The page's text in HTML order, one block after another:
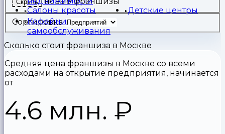
Салоны красоты
Детские центры
Кофейни
самообслуживания
Скрыть
Сортировка
Сколько стоит франшиза в Москве
Средняя цена франшизы в Москве со всеми
расходами на открытие предприятия, начинается
от
4.6 млн. ₽